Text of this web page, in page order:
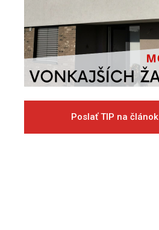
Poslať TIP na článok